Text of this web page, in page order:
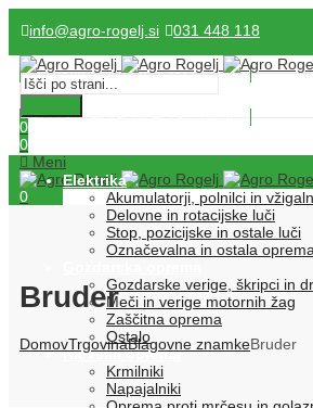
info@agro-rogelj.si 031 448 118
SPLOŠNI POGOJI POSLOVANJA
SPLOŠNI POGOJI POSLOVANJA
0
0
Meni
0
Elektrika
Akumulatorji, polnilci in
Delovne in rotacijske luči
Stop, pozicijske in ostale luči
Označevalna in ostala oprema
Gozdarske verige, škripci in
Meči in verige motornih žag
Zaščitna oprema
Ostalo
Hlevska oprema
Krmilniki
Napajalniki
Bruder
DomovTrgovinaBlagovne znamkeBruder